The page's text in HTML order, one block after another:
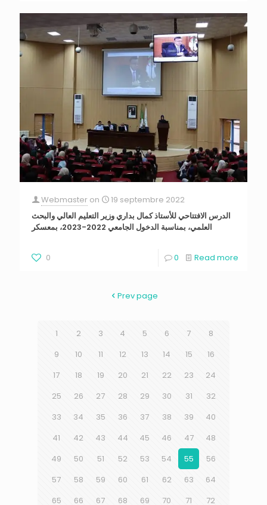
Webmaster on
19 septembre 2022
الدرس الافتتاحي للأستاذ كمال بداري وزير التعليم العالي والبحث
العلمي، بمناسبة الدخول الجامعي 2022-2023، بمعسكر
0 0 Read more
Prev page
1 2 3 4 5 6 7
8
9
10 11 12 13 14 15
16
17
18 19 20 21 22 23
24
25
26 27 28 29 30 31
32
33
34 35 36 37 38 39
40
41
42 43 44 45 46 47
48
49
50 51 52 53 54 55
56
57
58 59 60 61 62 63
64
65
66 67 68 69 70 71 72